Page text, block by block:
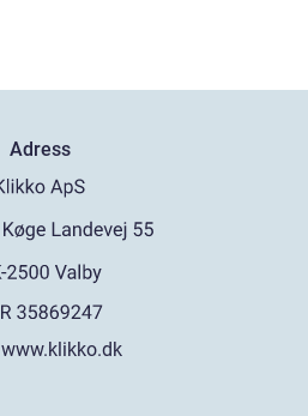
Adress
www.klikko.dk